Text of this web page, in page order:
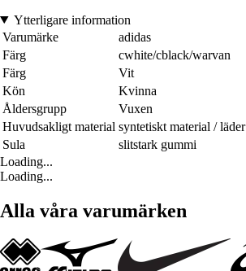
Ytterligare information
Varumärke
adidas
Färg
cwhite/cblack/warvan
Färg
Vit
Kön
Kvinna
Åldersgrupp
Vuxen
Huvudsakligt material syntetiskt material / läder
Sula
slitstark gummi
Loading...
Loading...
Alla våra varumärken